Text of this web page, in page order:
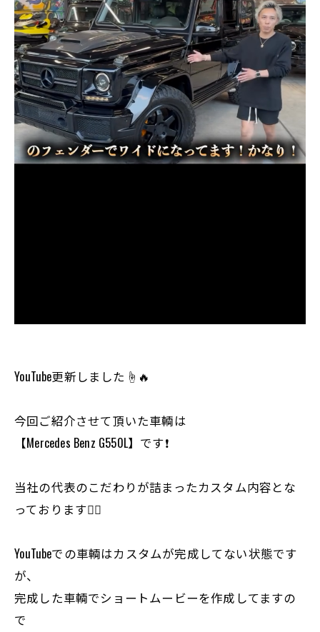
YouTube更新しました☝️🔥
今回ご紹介させて頂いた車輌は
【Mercedes Benz G550L】です❗️
当社の代表のこだわりが詰まったカスタム内容とな
っております💁‍♂️
YouTubeでの車輌はカスタムが完成してない状態です
が、
完成した車輌でショートムービーを作成してますの
で